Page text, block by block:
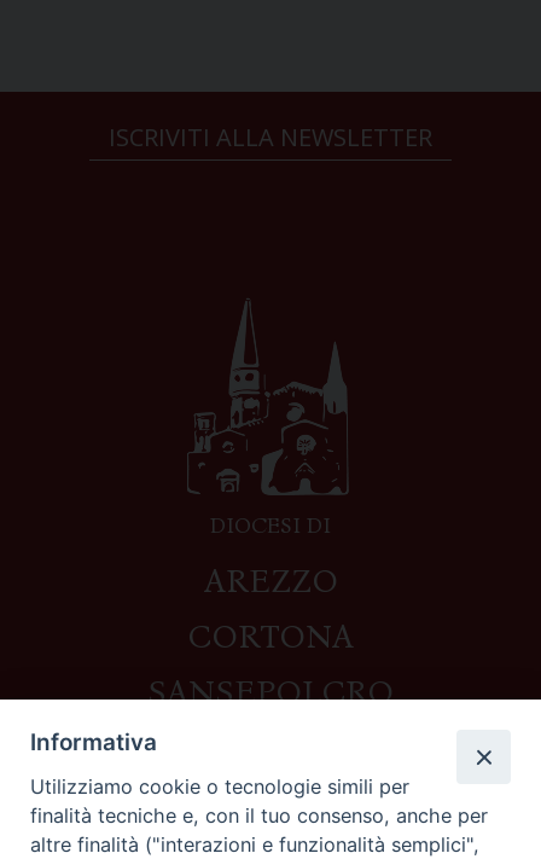
ISCRIVITI ALLA NEWSLETTER
DIOCESI DI
AREZZO
CORTONA
SANSEPOLCRO
Contatti
Piazza del Duomo,1 - 52100 Arezzo
Informativa
Utilizziamo cookie o tecnologie simili per
finalità tecniche e, con il tuo consenso, anche per
altre finalità ("interazioni e funzionalità semplici",